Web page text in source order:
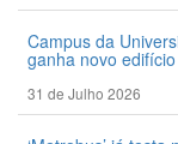
Campus da
ganha novo edifício
31 de Julho 2026